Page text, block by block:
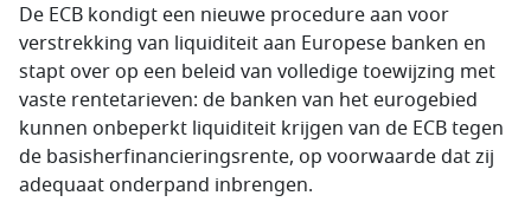
De ECB kondigt een nieuwe procedure aan voor
verstrekking van liquiditeit aan Europese banken en
stapt over op een beleid van volledige toewijzing met
vaste rentetarieven: de banken van het eurogebied
kunnen onbeperkt liquiditeit krijgen van de ECB tegen
de basisherfinancieringsrente, op voorwaarde dat zij
adequaat onderpand inbrengen.